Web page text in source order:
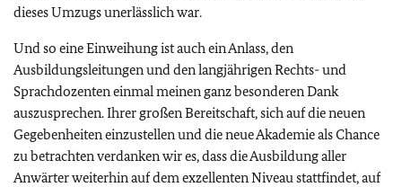
dieses Umzugs unerlässlich war.
Und so eine Einweihung ist auch ein Anlass, den
Ausbildungsleitungen und den langjährigen Rechts- und
Sprachdozenten einmal meinen ganz besonderen Dank
auszusprechen. Ihrer großen Bereitschaft, sich auf die neuen
Gegebenheiten einzustellen und die neue Akademie als Chance
zu betrachten verdanken wir es, dass die Ausbildung aller
Anwärter weiterhin auf dem exzellenten Niveau stattfindet, auf